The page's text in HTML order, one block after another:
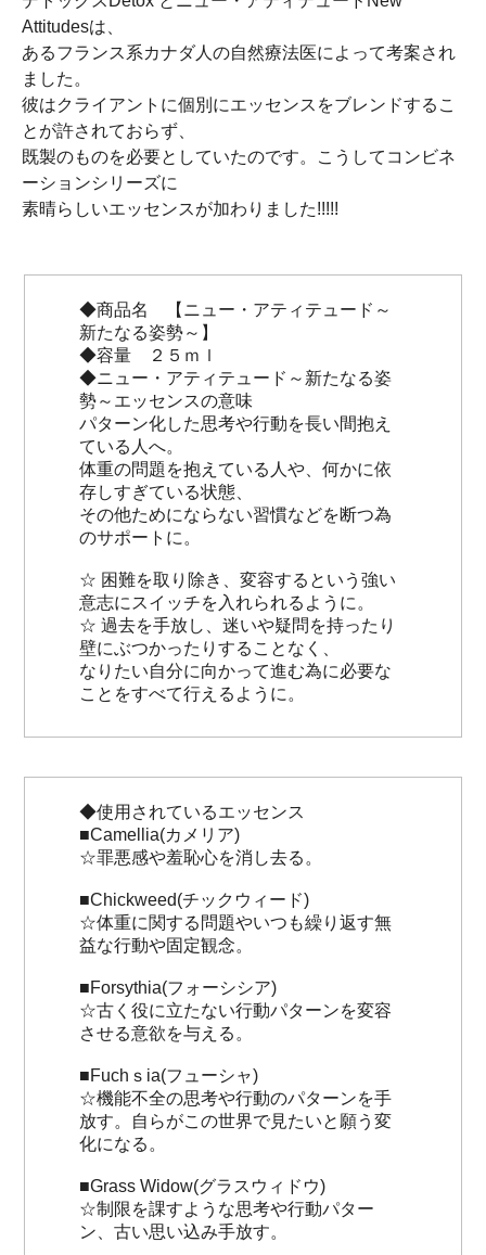
Attitudesは、
あるフランス系カナダ人の自然療法医によって考案され
ました。
彼はクライアントに個別にエッセンスをブレンドするこ
とが許されておらず、
既製のものを必要としていたのです。こうしてコンビネ
ーションシリーズに
素晴らしいエッセンスが加わりました!!!!!
◆商品名 【ニュー・アティテュード～
新たなる姿勢～】
◆容量 ２５ｍｌ
◆ニュー・アティテュード～新たなる姿
勢～エッセンスの意味
パターン化した思考や行動を長い間抱え
ている人へ。
体重の問題を抱えている人や、何かに依
存しすぎている状態、
その他ためにならない習慣などを断つ為
のサポートに。
☆ 困難を取り除き、変容するという強い
意志にスイッチを入れられるように。
☆ 過去を手放し、迷いや疑問を持ったり
壁にぶつかったりすることなく、
なりたい自分に向かって進む為に必要な
ことをすべて行えるように。
◆使用されているエッセンス
■Camellia(カメリア)
☆罪悪感や羞恥心を消し去る。
■Chickweed(チックウィード)
☆体重に関する問題やいつも繰り返す無
益な行動や固定観念。
■Forsythia(フォーシシア)
☆古く役に立たない行動パターンを変容
させる意欲を与える。
■Fuchｓia(フューシャ)
☆機能不全の思考や行動のパターンを手
放す。自らがこの世界で見たいと願う変
化になる。
■Grass Widow(グラスウィドウ)
☆制限を課すような思考や行動パター
ン、古い思い込み手放す。